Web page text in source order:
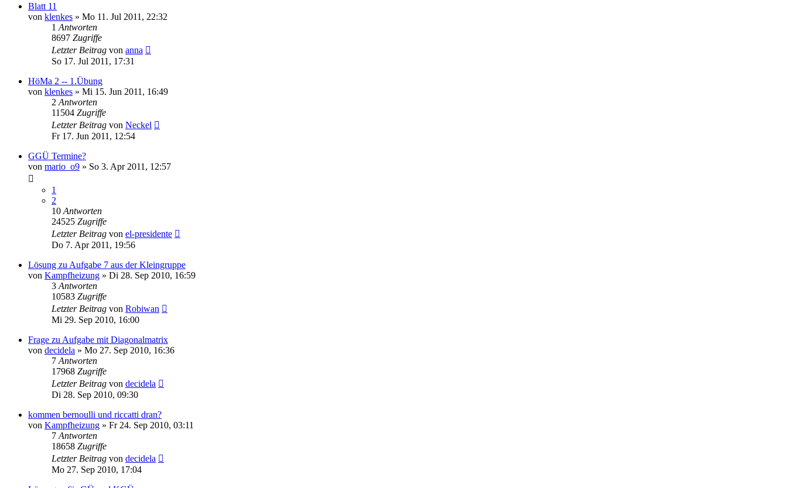
Blatt 11
von klenkes » Mo 11. Jul 2011, 22:32
1 Antworten
8697 Zugriffe
Letzter Beitrag von anna
So 17. Jul 2011, 17:31
HöMa 2 -- 1.Übung
von klenkes » Mi 15. Jun 2011, 16:49
2 Antworten
11504 Zugriffe
Letzter Beitrag von Neckel
Fr 17. Jun 2011, 12:54
GGÜ Termine?
von mario_o9 » So 3. Apr 2011, 12:57
1
2
10 Antworten
24525 Zugriffe
Letzter Beitrag von el-presidente
Do 7. Apr 2011, 19:56
Lösung zu Aufgabe 7 aus der Kleingruppe
von Kampfheizung » Di 28. Sep 2010, 16:59
3 Antworten
10583 Zugriffe
Letzter Beitrag von Robiwan
Mi 29. Sep 2010, 16:00
Frage zu Aufgabe mit Diagonalmatrix
von decidela » Mo 27. Sep 2010, 16:36
7 Antworten
17968 Zugriffe
Letzter Beitrag von decidela
Di 28. Sep 2010, 09:30
kommen bernoulli und riccatti dran?
von Kampfheizung » Fr 24. Sep 2010, 03:11
7 Antworten
18658 Zugriffe
Letzter Beitrag von decidela
Mo 27. Sep 2010, 17:04